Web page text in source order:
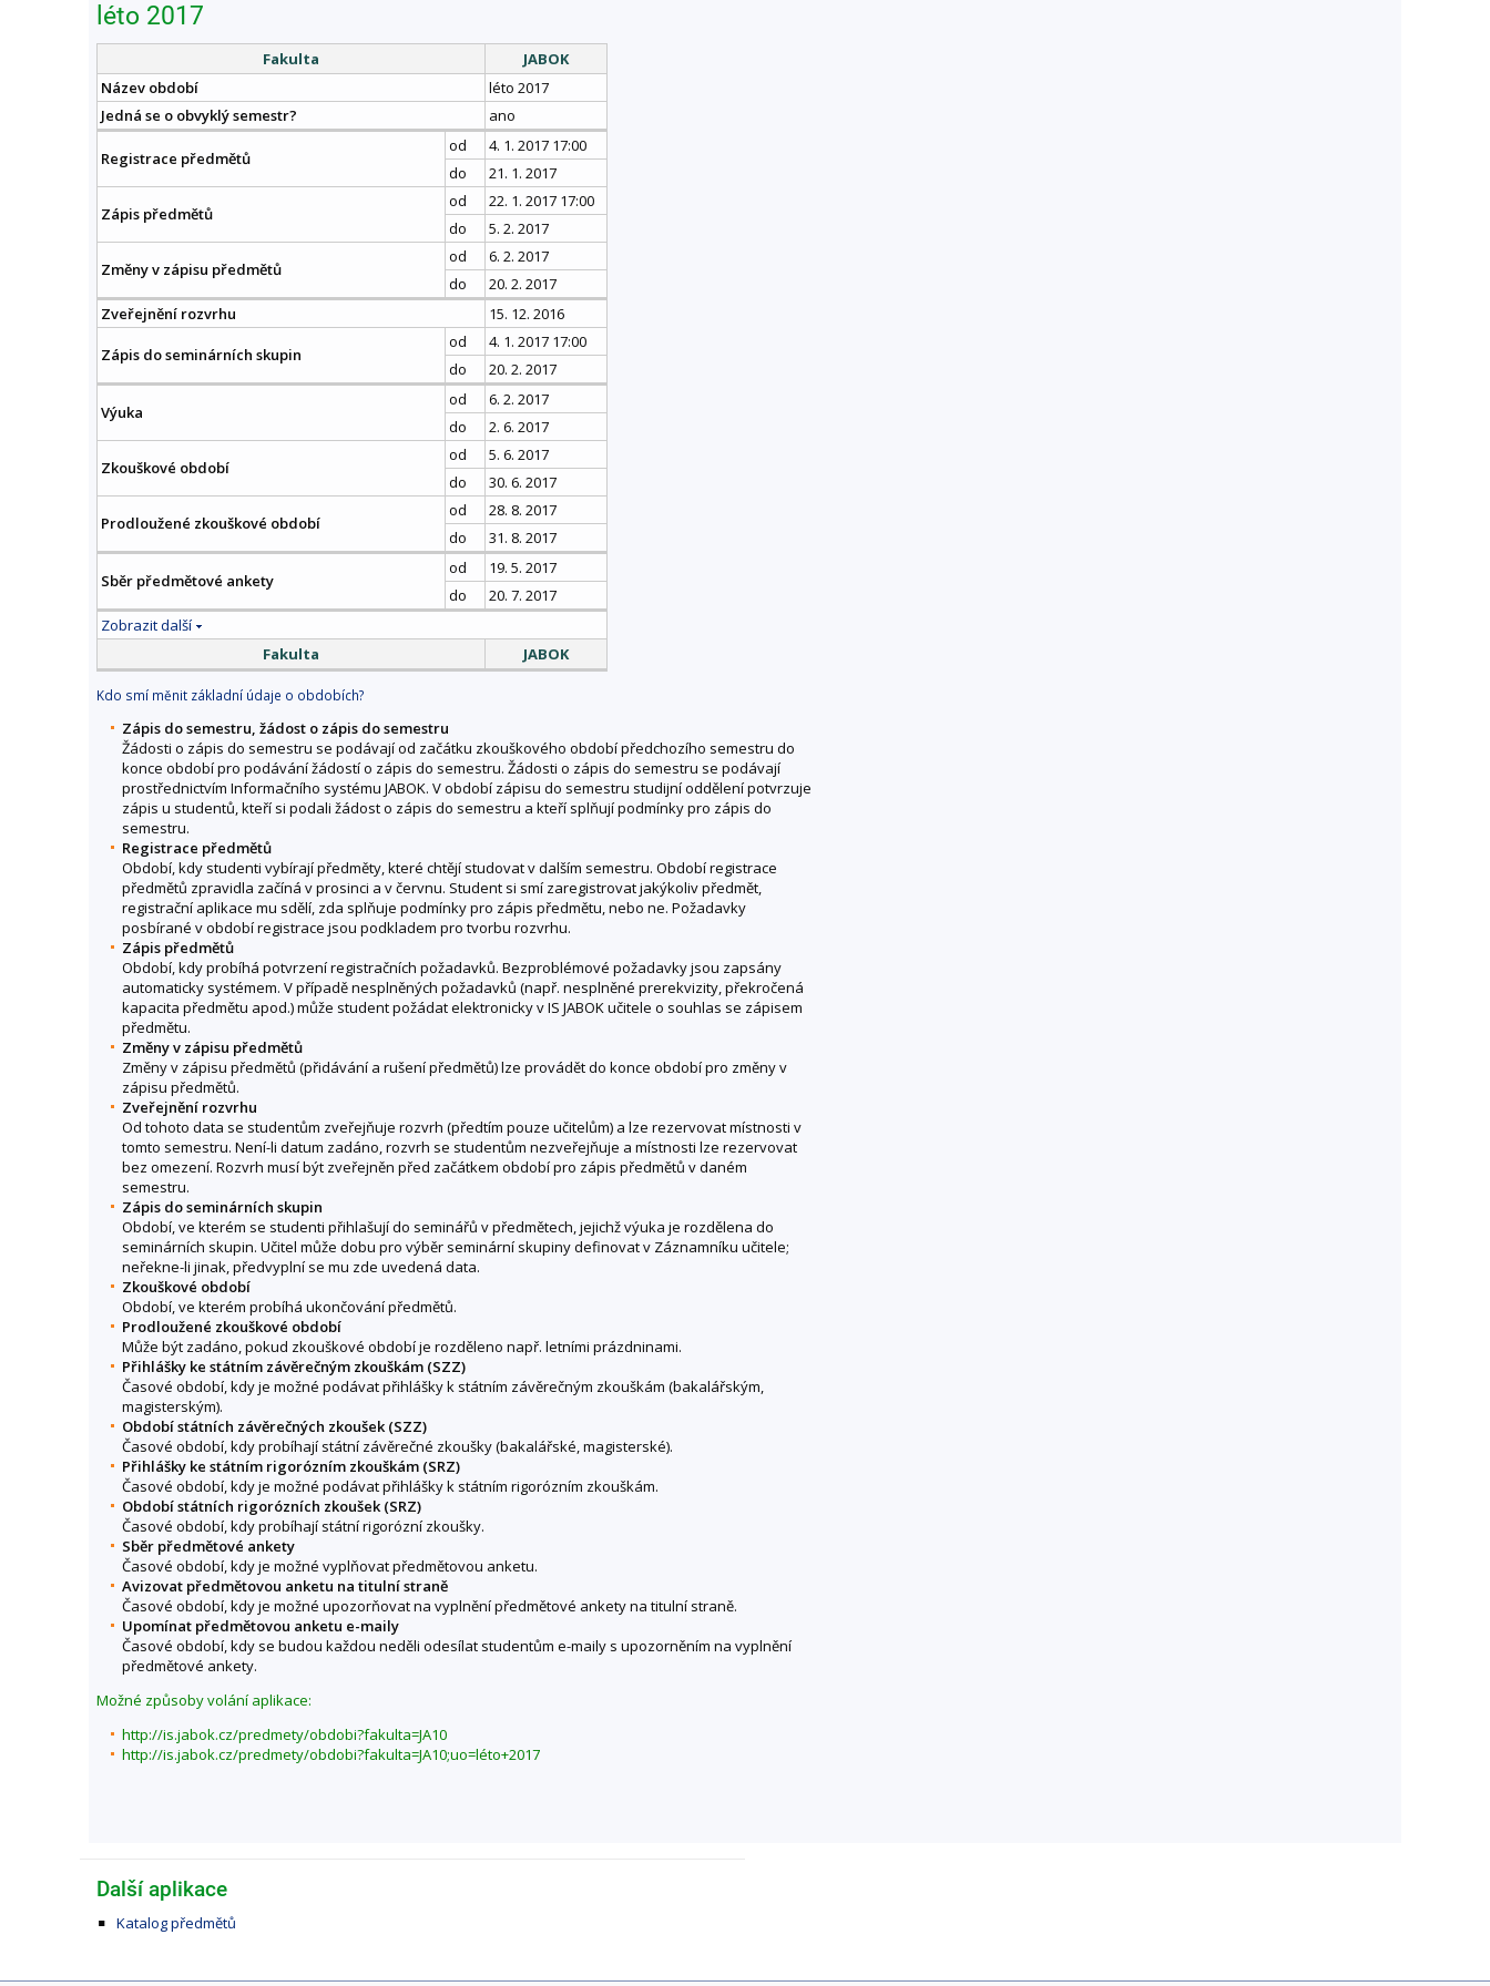
léto 2017
Fakulta
JABOK
Název období
léto 2017
Jedná se o obvyklý semestr?
ano
Registrace předmětů
od
4. 1. 2017 17:00
do
21. 1. 2017
Zápis předmětů
od
22. 1. 2017 17:00
do
5. 2. 2017
Změny v zápisu předmětů
od
6. 2. 2017
do
20. 2. 2017
Zveřejnění rozvrhu
15. 12. 2016
Zápis do seminárních skupin
od
4. 1. 2017 17:00
do
20. 2. 2017
Výuka
od
6. 2. 2017
do
2. 6. 2017
Zkouškové období
od
5. 6. 2017
do
30. 6. 2017
Prodloužené zkouškové období
od
28. 8. 2017
do
31. 8. 2017
Sběr předmětové ankety
od
19. 5. 2017
do
20. 7. 2017
Zobrazit další
Fakulta
JABOK
Kdo smí měnit základní údaje o obdobích?
Zápis do semestru, žádost o zápis do semestru
Žádosti o zápis do semestru se podávají od začátku zkouškového období předchozího semestru do
konce období pro podávání žádostí o zápis do semestru. Žádosti o zápis do semestru se podávají
prostřednictvím Informačního systému JABOK. V období zápisu do semestru studijní oddělení potvrzuje
zápis u studentů, kteří si podali žádost o zápis do semestru a kteří splňují podmínky pro zápis do
semestru.
Registrace předmětů
Období, kdy studenti vybírají předměty, které chtějí studovat v dalším semestru. Období registrace
předmětů zpravidla začíná v prosinci a v červnu. Student si smí zaregistrovat jakýkoliv předmět,
registrační aplikace mu sdělí, zda splňuje podmínky pro zápis předmětu, nebo ne. Požadavky
posbírané v období registrace jsou podkladem pro tvorbu rozvrhu.
Zápis předmětů
Období, kdy probíhá potvrzení registračních požadavků. Bezproblémové požadavky jsou zapsány
automaticky systémem. V případě nesplněných požadavků (např. nesplněné prerekvizity, překročená
kapacita předmětu apod.) může student požádat elektronicky v IS JABOK učitele o souhlas se zápisem
předmětu.
Změny v zápisu předmětů
Změny v zápisu předmětů (přidávání a rušení předmětů) lze provádět do konce období pro změny v
zápisu předmětů.
Zveřejnění rozvrhu
Od tohoto data se studentům zveřejňuje rozvrh (předtím pouze učitelům) a lze rezervovat místnosti v
tomto semestru. Není-li datum zadáno, rozvrh se studentům nezveřejňuje a místnosti lze rezervovat
bez omezení. Rozvrh musí být zveřejněn před začátkem období pro zápis předmětů v daném
semestru.
Zápis do seminárních skupin
Období, ve kterém se studenti přihlašují do seminářů v předmětech, jejichž výuka je rozdělena do
seminárních skupin. Učitel může dobu pro výběr seminární skupiny definovat v Záznamníku učitele;
neřekne-li jinak, předvyplní se mu zde uvedená data.
Zkouškové období
Období, ve kterém probíhá ukončování předmětů.
Prodloužené zkouškové období
Může být zadáno, pokud zkouškové období je rozděleno např. letními prázdninami.
Přihlášky ke státním závěrečným zkouškám (SZZ)
Časové období, kdy je možné podávat přihlášky k státním závěrečným zkouškám (bakalářským,
magisterským).
Období státních závěrečných zkoušek (SZZ)
Časové období, kdy probíhají státní závěrečné zkoušky (bakalářské, magisterské).
Přihlášky ke státním rigorózním zkouškám (SRZ)
Časové období, kdy je možné podávat přihlášky k státním rigorózním zkouškám.
Období státních rigorózních zkoušek (SRZ)
Časové období, kdy probíhají státní rigorózní zkoušky.
Sběr předmětové ankety
Časové období, kdy je možné vyplňovat předmětovou anketu.
Avizovat předmětovou anketu na titulní straně
Časové období, kdy je možné upozorňovat na vyplnění předmětové ankety na titulní straně.
Upomínat předmětovou anketu e-maily
Časové období, kdy se budou každou neděli odesílat studentům e-maily s upozorněním na vyplnění
předmětové ankety.
Možné způsoby volání aplikace:
http://is.jabok.cz/predmety/obdobi?fakulta=JA10
http://is.jabok.cz/predmety/obdobi?fakulta=JA10;uo=léto+2017
Další aplikace
Katalog předmětů